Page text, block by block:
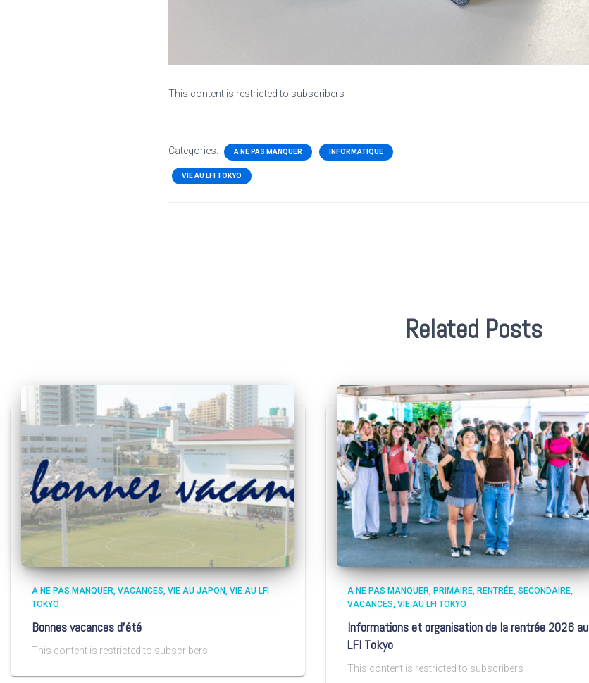
This content is restricted to subscribers
Categories: A NE PAS MANQUER INFORMATIQUE
VIE AU LFI TOKYO
Related Posts
A NE PAS MANQUER VACANCES VIE AU JAPON VIE AU LFI
TOKYO
Bonnes vacances d’été
This content is restricted to subscribers
A NE PAS MANQUER PRIMAIRE RENTRÉE SECONDAIRE
VACANCES VIE AU LFI TOKYO
Informations et organisation de la rentrée 2026 au
LFI Tokyo
This content is restricted to subscribers